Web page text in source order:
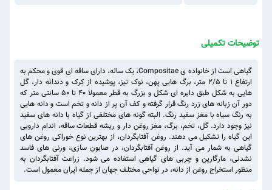
توضیحات تکمیلی
گیاهی است از خانواده ی Compositae، یک ساله، دارای ساقه ای قوی و محکم به
ارتفاع ۱ تا ۲/۵ متر، برگ هایی پهن، نوک تیز، پوشیده از کرک و دندانه دار، گل
هایی به شکل طبق دایره ای شکل و بزرگ به قطر معمولا ۴۰ تا ۵۰ سانتی متر که
دور آن زبانه های زرد رنگ قرار گرفته و کف آن پر از دانه و تخم است و دانه هایی
به رنگ سیاه با مغز سفید رنگ. البته گونه های مختلفی از گیاه با دانه های سفید
نیز وجود دارد. گل، تخم، برگ، مغز روغن دار و ریشه قطعات ساقه، اندام دارویی
این گیاه را تشکیل می دهند. روغن آفتابگردان، از بهترین نوع خوراکی روغن های
گیاهی به شمار می آید. از روغن آفتابگردان، در صابون سازی، ورنی های فاسد
نشدنی، مارگارین و چربی های گیاهی استفاده می شود. زراعت آفتابگردان به
منظور استخراج روغن از دانه، در نواحی مختلف جهان از جمله ایران معمول است.